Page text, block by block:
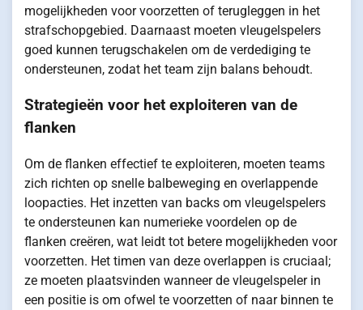
mogelijkheden voor voorzetten of terugleggen in het
strafschopgebied. Daarnaast moeten vleugelspelers
goed kunnen terugschakelen om de verdediging te
ondersteunen, zodat het team zijn balans behoudt.
Strategieën voor het exploiteren van de
flanken
Om de flanken effectief te exploiteren, moeten teams
zich richten op snelle balbeweging en overlappende
loopacties. Het inzetten van backs om vleugelspelers
te ondersteunen kan numerieke voordelen op de
flanken creëren, wat leidt tot betere mogelijkheden voor
voorzetten. Het timen van deze overlappen is cruciaal;
ze moeten plaatsvinden wanneer de vleugelspeler in
een positie is om ofwel te voorzetten of naar binnen te